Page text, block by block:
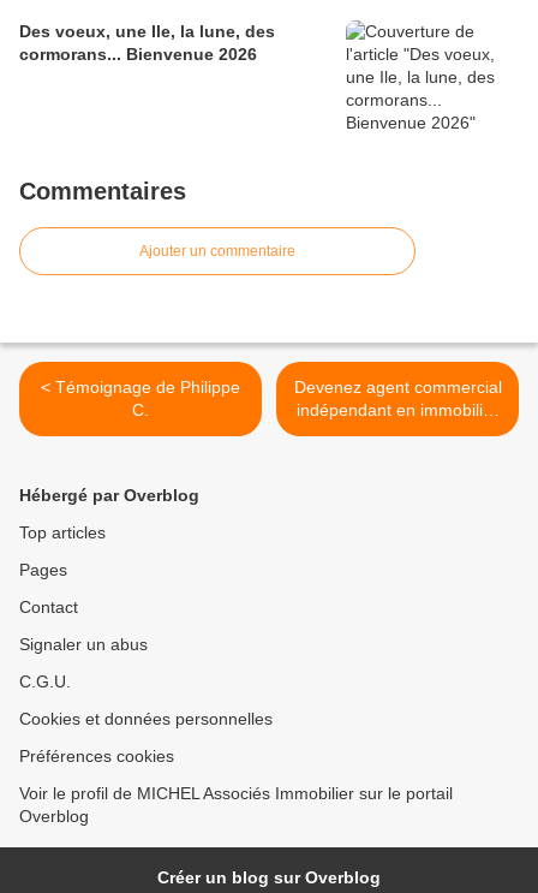
Des voeux, une Ile, la lune, des
cormorans... Bienvenue 2026
Commentaires
Ajouter un commentaire
< Témoignage de Philippe
C.
Devenez agent commercial
indépendant en immobilier
>
Hébergé par Overblog
Top articles
Pages
Contact
Signaler un abus
C.G.U.
Cookies et données personnelles
Préférences cookies
Voir le profil de MICHEL Associés Immobilier sur le portail
Overblog
Créer un blog sur Overblog